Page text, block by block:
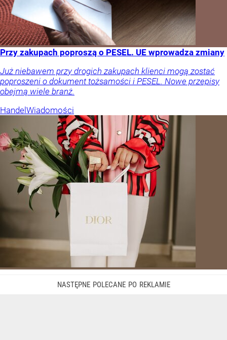
Przy zakupach poproszą o PESEL. UE wprowadza zmiany
Już niebawem przy drogich zakupach klienci mogą zostać
poproszeni o dokument tożsamości i PESEL. Nowe przepisy
obejmą wiele branż.
Handel Wiadomości